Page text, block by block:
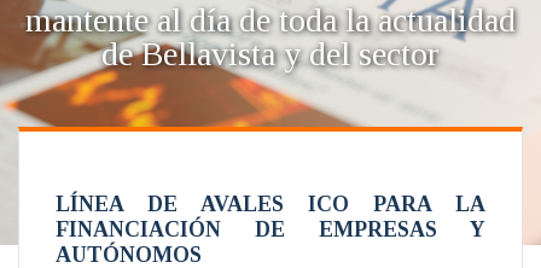
mantente al día de toda la actualidad
de Bellavista y del sector
LÍNEA DE AVALES ICO PARA LA
FINANCIACIÓN DE EMPRESAS Y
AUTÓNOMOS